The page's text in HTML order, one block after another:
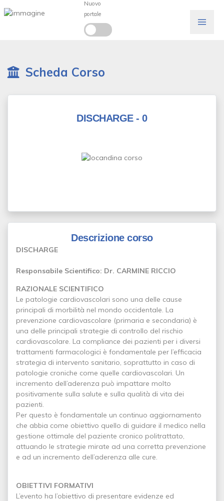
Scheda Corso
DISCHARGE - 0
Descrizione corso
DISCHARGE
Responsabile Scientifico: Dr. CARMINE RICCIO
RAZIONALE SCIENTIFICO
Le patologie cardiovascolari sono una delle cause
principali di morbilità nel mondo occidentale. La
prevenzione cardiovascolare (primaria e secondaria) è
una delle principali strategie di controllo del rischio
cardiovascolare. La compliance dei pazienti per i diversi
trattamenti farmacologici è fondamentale per l’efficacia
strategia di intervento sanitario, soprattutto in caso di
patologie croniche come quelle cardiovascolari. Un
incremento dell’aderenza può impattare molto
positivamente sulla salute e sulla qualità di vita dei
pazienti.
Per questo è fondamentale un continuo aggiornamento
che abbia come obiettivo quello di guidare il medico nella
gestione ottimale del paziente cronico politrattato,
attuando le strategie mirate ad una corretta prevenzione
e ad un incremento dell’aderenza alle cure.
OBIETTIVI FORMATIVI
L’evento ha l’obiettivo di presentare evidenze ed